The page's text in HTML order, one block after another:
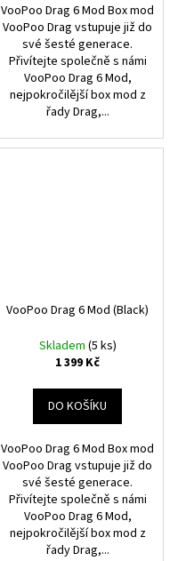
VooPoo Drag 6 Mod Box mod
VooPoo Drag vstupuje již do
své šesté generace.
Přivítejte společně s námi
VooPoo Drag 6 Mod,
nejpokročilější box mod z
řady Drag,...
VooPoo Drag 6 Mod (Black)
Skladem (5 ks)
1 399 Kč
DO KOŠÍKU
VooPoo Drag 6 Mod Box mod
VooPoo Drag vstupuje již do
své šesté generace.
Přivítejte společně s námi
VooPoo Drag 6 Mod,
nejpokročilější box mod z
řady Drag,...